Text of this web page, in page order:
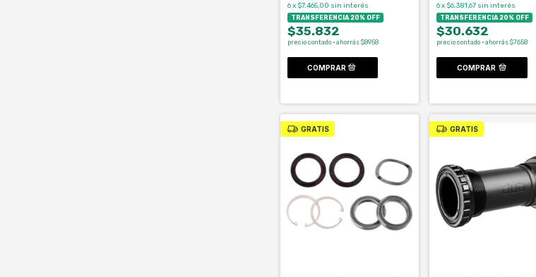
6x $7.465,00 sin interés
TRANSFERENCIA 20% OFF
$35.832
precio contado · ahorrás $8958
6x $6.381,67 sin interés
TRANSFERENCIA 20% OFF
$30.632
precio contado · ahorrás $7658
COMPRAR
GRATIS GRATIS